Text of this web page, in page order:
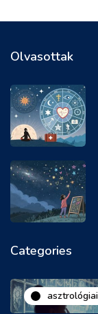
Olvasottak
Categories